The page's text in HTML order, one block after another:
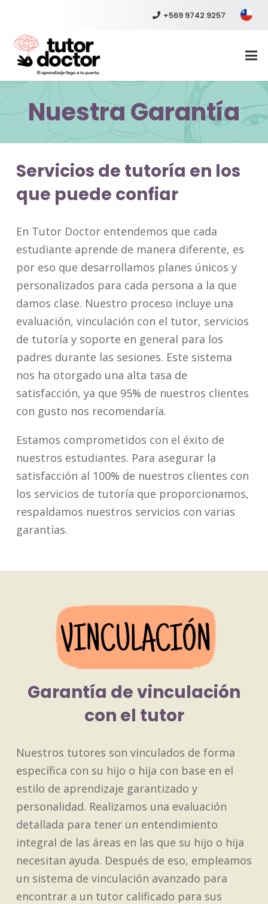
+569 9742 9257
Nuestra Garantía
Servicios de tutoría en los
que puede confiar
En Tutor Doctor entendemos que cada
estudiante aprende de manera diferente, es
por eso que desarrollamos planes únicos y
personalizados para cada persona a la que
damos clase. Nuestro proceso incluye una
evaluación, vinculación con el tutor, servicios
de tutoría y soporte en general para los
padres durante las sesiones. Este sistema
nos ha otorgado una alta tasa de
satisfacción, ya que 95% de nuestros clientes
con gusto nos recomendaría.
Estamos comprometidos con el éxito de
nuestros estudiantes. Para asegurar la
satisfacción al 100% de nuestros clientes con
los servicios de tutoría que proporcionamos,
respaldamos nuestros servicios con varias
garantías.
Garantía de vinculación
con el tutor
Nuestros tutores son vinculados de forma
específica con su hijo o hija con base en el
estilo de aprendizaje garantizado y
personalidad. Realizamos una evaluación
detallada para tener un entendimiento
integral de las áreas en las que su hijo o hija
necesitan ayuda. Después de eso, empleamos
un sistema de vinculación avanzado para
encontrar a un tutor calificado para sus